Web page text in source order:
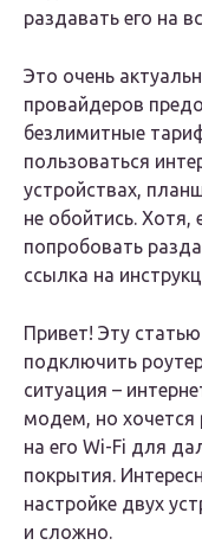
раздавать его на
Это очень
провайдеров
безлимитные
пользоваться
устройствах,
не обойтись.
попробовать
ссылка на
Привет! Эту
подключить
ситуация –
модем, но хочется
на его Wi-Fi для
покрытия.
настройке двух
и сложно.